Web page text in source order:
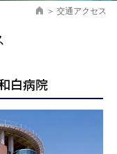
交通アクセス
白病院